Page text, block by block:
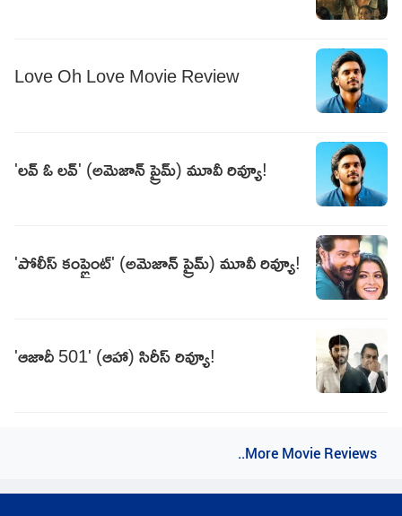
Love Oh Love Movie Review
'లవ్ ఓ లవ్' (అమెజాన్ ప్రైమ్) మూవీ రివ్యూ!
'పోలీస్ కంప్లైంట్' (అమెజాన్ ప్రైమ్) మూవీ రివ్యూ!
'ఆజాదీ 501' (ఆహా) సిరీస్ రివ్యూ!
..More Movie Reviews